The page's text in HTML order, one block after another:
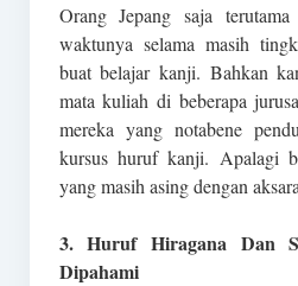
Orang Jepang saja terutama
waktunya selama masih
buat belajar kanji. Bahkan
mata kuliah di beberapa
mereka yang notabene
kursus huruf kanji. Apalagi
yang masih asing dengan
3. Huruf Hiragana Dan
Dipahami